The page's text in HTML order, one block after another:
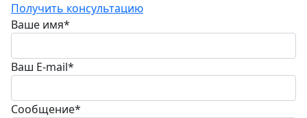
Получить консультацию
Ваше имя*
Ваш E-mail*
Сообщение*